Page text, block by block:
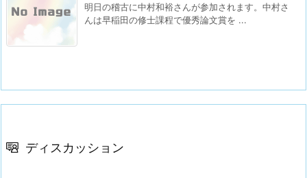
明日の稽古に中村和裕さんが参加されます。中村さ
んは早稲田の修士課程で優秀論文賞を ...
ディスカッション